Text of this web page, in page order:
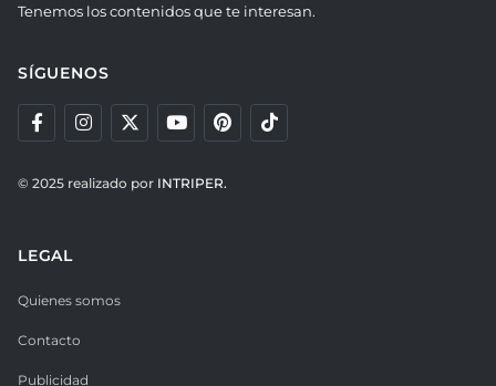
Tenemos los contenidos que te interesan.
SÍGUENOS
© 2025 realizado por INTRIPER.
LEGAL
Quienes somos
Contacto
Publicidad